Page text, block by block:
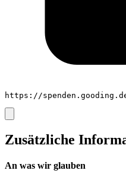
https://
Zusätzliche
An was wir glauben